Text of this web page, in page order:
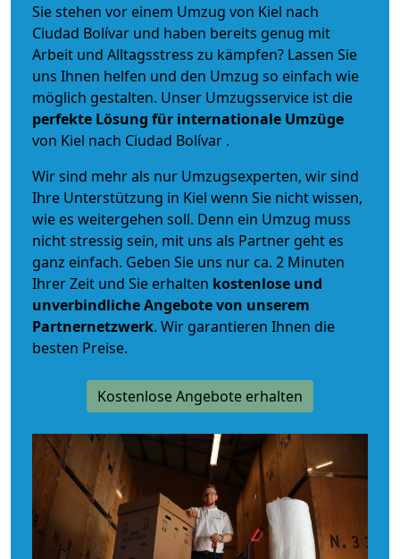
Sie stehen vor einem Umzug von Kiel nach
Ciudad Bolívar und haben bereits genug mit
Arbeit und Alltagsstress zu kämpfen? Lassen Sie
uns Ihnen helfen und den Umzug so einfach wie
möglich gestalten. Unser Umzugsservice ist die
perfekte Lösung für internationale Umzüge
von Kiel nach Ciudad Bolívar .
Wir sind mehr als nur Umzugsexperten, wir sind
Ihre Unterstützung in Kiel wenn Sie nicht wissen,
wie es weitergehen soll. Denn ein Umzug muss
nicht stressig sein, mit uns als Partner geht es
ganz einfach. Geben Sie uns nur ca. 2 Minuten
Ihrer Zeit und Sie erhalten kostenlose und
unverbindlicheAngebote von unserem
Partnernetzwerk. Wir garantieren Ihnen die
besten Preise.
Kostenlose Angebote erhalten